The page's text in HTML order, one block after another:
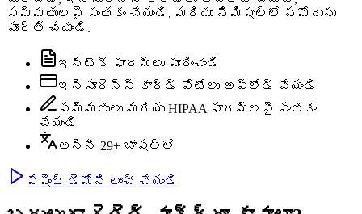
సమ్మతులపై సంతకం చేయండి, మరియు నిమిషాల్లో నమోదును
పూర్తి చేయండి.
ఇన్‌టేక్ ఫారమ్‌లు పూరించండి
ఇన్సూరెన్స్ కార్డ్ ఫోటోలు అప్‌లోడ్ చేయండి
సమ్మతులు మరియు HIPAA ఫారమ్‌లపై సంతకం
చేయండి
అన్నీ 29+ భాషల్లో
పేషెంట్ డెమోని లాంచ్ చేయండి